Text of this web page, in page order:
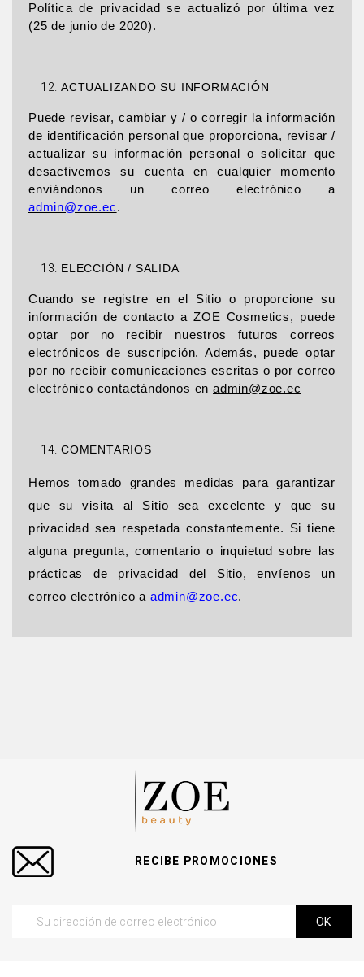
Política de privacidad se actualizó por última vez
(25 de junio de 2020).
ACTUALIZANDO SU INFORMACIÓN
Puede revisar, cambiar y / o corregir la información
de identificación personal que proporciona, revisar /
actualizar su información personal o solicitar que
desactivemos su cuenta en cualquier momento
enviándonos un correo electrónico a
admin@zoe.ec.
ELECCIÓN / SALIDA
Cuando se registre en el Sitio o proporcione su
información de contacto a ZOE Cosmetics, puede
optar por no recibir nuestros futuros correos
electrónicos de suscripción. Además, puede optar
por no recibir comunicaciones escritas o por correo
electrónico contactándonos enadmin@zoe.ec
COMENTARIOS
Hemos tomado grandes medidas para garantizar
que su visita al Sitio sea excelente y que su
privacidad sea respetada constantemente. Si tiene
alguna pregunta, comentario o inquietud sobre las
prácticas de privacidad del Sitio, envíenos un
correo electrónico a admin@zoe.ec.
RECIBE PROMOCIONES